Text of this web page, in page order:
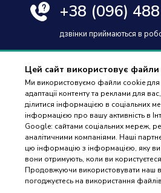
Цей сайт використовує
Ми використовуємо файли cookie для
адаптації контенту та реклами для
ділитися інформацією в соціальних
інформацією про вашу активність в
Google: сайтами соціальних мереж,
аналітичними компаніями. Наші
цю інформацію з інформацією, яку ви
вони отримують, коли ви
Продовжуючи використовувати наш
погоджуєтесь на використання
+38 (096)
дзвінки приймаються в
Оплата та
Гарантія і
Контакти
Відгуки